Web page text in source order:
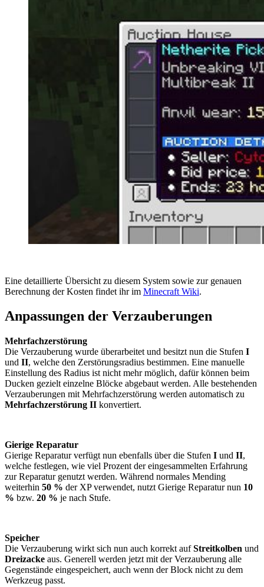
Eine detaillierte Übersicht zu diesem System sowie zur genauen
Berechnung der Kosten findet ihr im Minecraft Wiki.
Anpassungen der Verzauberungen
Mehrfachzerstörung
Die Verzauberung wurde überarbeitet und besitzt nun die Stufen I
und II, welche den Zerstörungsradius bestimmen. Eine manuelle
Einstellung des Radius ist nicht mehr möglich, dafür können beim
Ducken gezielt einzelne Blöcke abgebaut werden. Alle bestehenden
Verzauberungen mit Mehrfachzerstörung werden automatisch zu
Mehrfachzerstörung II konvertiert.
Gierige Reparatur
Gierige Reparatur verfügt nun ebenfalls über die Stufen I und II,
welche festlegen, wie viel Prozent der eingesammelten Erfahrung
zur Reparatur genutzt werden. Während normales Mending
weiterhin 50 % der XP verwendet, nutzt Gierige Reparatur nun 10
% bzw. 20 % je nach Stufe.
Speicher
Die Verzauberung wirkt sich nun auch korrekt aufStreitkolben und
Dreizacke aus. Generell werden jetzt mit der Verzauberung alle
Gegenstände eingespeichert, auch wenn der Block nicht zu dem
Werkzeug passt.